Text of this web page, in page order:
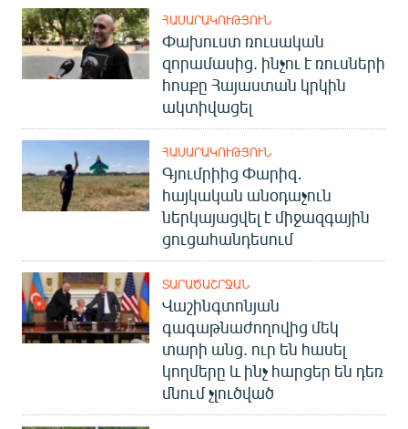
ՀԱՍԱՐԱԿՈՒԹՅՈՒՆ
Փախուստ ռուսական
զորամասից. ինչու է ռուսների
հոսքը Հայաստան կրկին
ակտիվացել
ՀԱՍԱՐԱԿՈՒԹՅՈՒՆ
Գյումրիից Փարիզ․
հայկական անօդաչուն
ներկայացվել է միջազգային
ցուցահանդեսում
ՏԱՐԱԾԱՇՐՋԱՆ
Վաշինգտոնյան
գագաթնաժողովից մեկ
տարի անց. ուր են հասել
կողմերը և ինչ հարցեր են դեռ
մնում չլուծված